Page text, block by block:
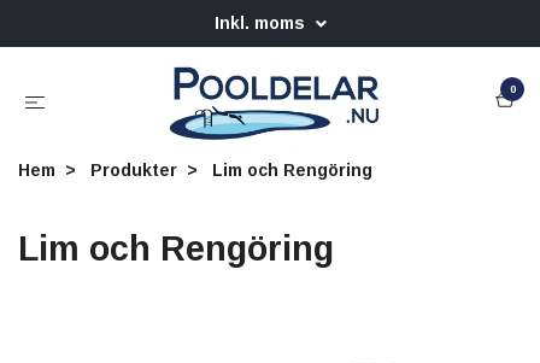
Inkl. moms
0
Hem Produkter Lim och Rengöring
Lim och Rengöring